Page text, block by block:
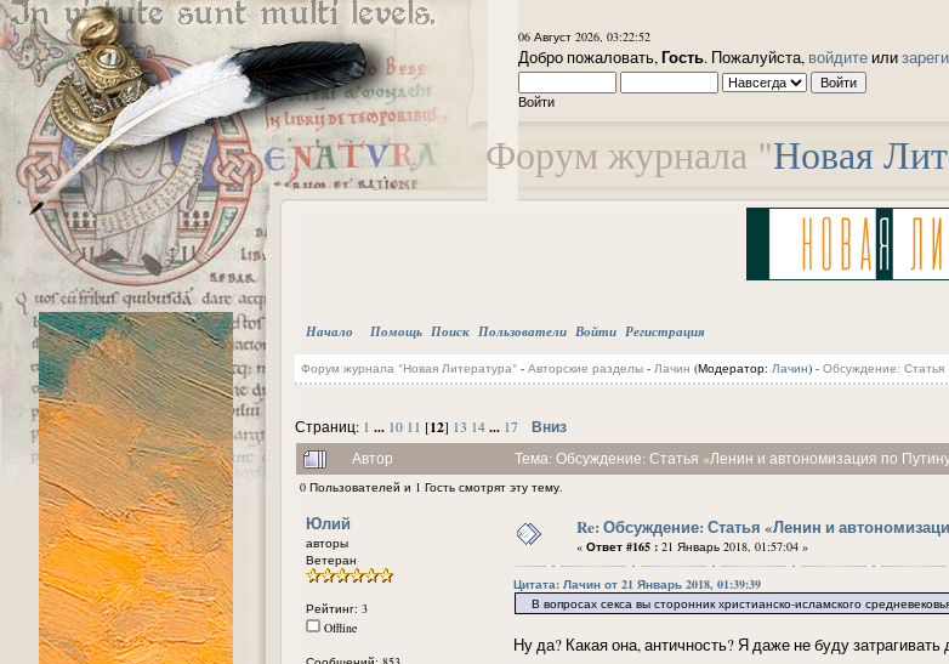
Форум журнала "Новая
06 Август 2026, 03:22:52
Добро пожаловать,Гость. Пожалуйста, войдите или
Войти
Начало Помощь Поиск Пользователи Войти Регистрация
Форум журнала "Новая Литература"- Авторские разделы- Лачин (Модератор: Лачин) - Обсуждение: Статья
Страниц: 1 ... 10 11 [12] 13 14 ... 17 Вниз
Автор Тема: Обсуждение: Статья «Ленин и автономизация по
0 Пользователей и 1 Гость смотрят эту тему.
Юлий
авторы
Ветеран
Рейтинг: 3
Offline
Re: Обсуждение: Статья «Ленин и
« Ответ #165 : 21 Январь 2018, 01:57:04 »
Цитата: Лачин от 21 Январь 2018, 01:39:39
В вопросах секса вы сторонник христианско-исламского
Ну да? Какая она, античность? Я даже не буду